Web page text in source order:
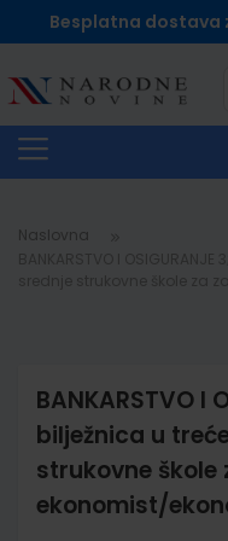
Besplatna dostava
Naslovna
BANKARSTVO I
bilježnica u
strukovne škole
ekonomist/